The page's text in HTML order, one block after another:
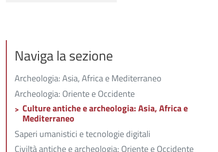
Naviga la sezione
Archeologia: Asia, Africa e Mediterraneo
Archeologia: Oriente e Occidente
Culture antiche e archeologia: Asia, Africa e
Mediterraneo
Saperi umanistici e tecnologie digitali
Civiltà antiche e archeologia: Oriente e Occidente